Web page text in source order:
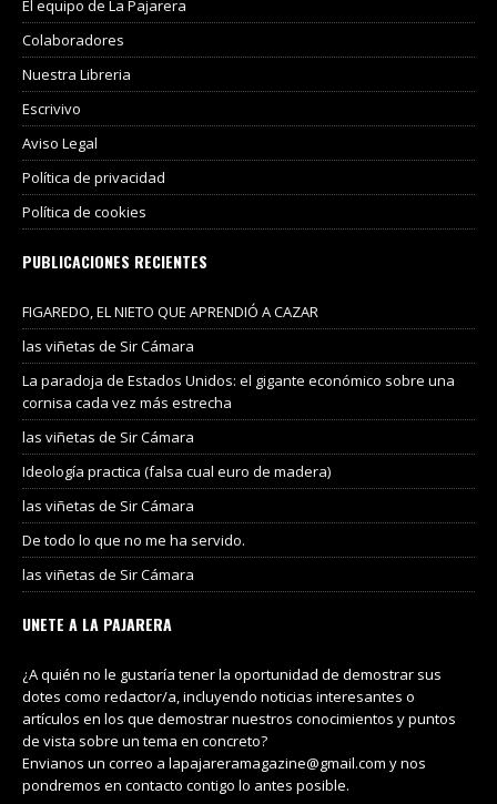
El equipo de La Pajarera
Colaboradores
Nuestra Libreria
Escrivivo
Aviso Legal
Política de privacidad
Política de cookies
PUBLICACIONES RECIENTES
FIGAREDO, EL NIETO QUE APRENDIÓ A CAZAR
las viñetas de Sir Cámara
La paradoja de Estados Unidos: el gigante económico sobre una
cornisa cada vez más estrecha
las viñetas de Sir Cámara
Ideología practica (falsa cual euro de madera)
las viñetas de Sir Cámara
De todo lo que no me ha servido.
las viñetas de Sir Cámara
UNETE A LA PAJARERA
¿A quién no le gustaría tener la oportunidad de demostrar sus
dotes como redactor/a, incluyendo noticias interesantes o
artículos en los que demostrar nuestros conocimientos y puntos
de vista sobre un tema en concreto?
Envianos un correo a lapajareramagazine@gmail.com y nos
pondremos en contacto contigo lo antes posible.